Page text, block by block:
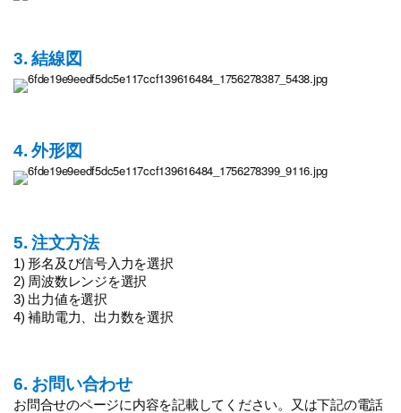
3. 結線図
4. 外形図
5. 注文方法
1) 形名及び信号入力を選択
2) 周波数レンジを選択
3) 出力値を選択
4) 補助電力、出力数を選択
6. お問い合わせ
お問合せのページに内容を記載してください。又は下記の電話